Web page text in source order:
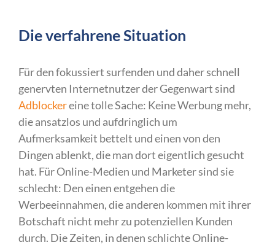
Die verfahrene Situation
Für den fokussiert surfenden und daher schnell
genervten Internetnutzer der Gegenwart sind
Adblockereine tolle Sache: Keine Werbung mehr,
die ansatzlos und aufdringlich um
Aufmerksamkeit bettelt und einen von den
Dingen ablenkt, die man dort eigentlich gesucht
hat. Für Online-Medien und Marketer sind sie
schlecht: Den einen entgehen die
Werbeeinnahmen, die anderen kommen mit ihrer
Botschaft nicht mehr zu potenziellen Kunden
durch. Die Zeiten, in denen schlichte Online-